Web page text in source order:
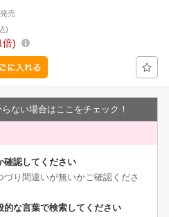
売
)
倍
ない場合はここをチェック！
確認してください
り間違いが無いかご確認くださ
な言葉で検索してください